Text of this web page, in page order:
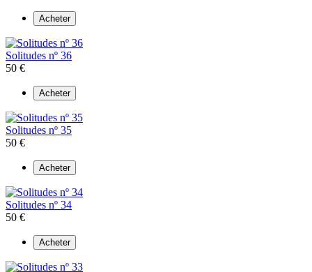
Acheter
Solitudes nº 36
50 €
Acheter
Solitudes nº 35
50 €
Acheter
Solitudes nº 34
50 €
Acheter